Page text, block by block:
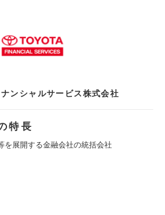
ナンシャルサービス株式会社
特長
を展開する金融会社の統括会社